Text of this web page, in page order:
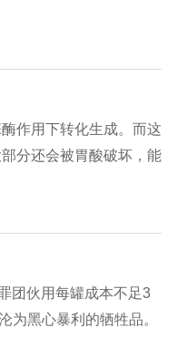
作用下转化生成。而这
分还会被胃酸破坏，能
团伙用每罐成本不足3
为黑心暴利的牺牲品。